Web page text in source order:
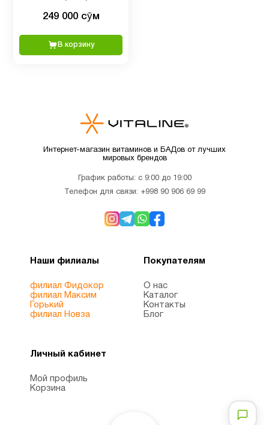
похудения
Женщинам
Здоровый
сон
1
Иммунитет 7
Инозитол
249 000 сӯм
В корзину
Интернет-магазин витаминов и БАДов от лучших
мировых брендов
График работы: с 9:00 до 19:00
Телефон для связи: +998 90 906 69 99
Наши филиалы
филиал Фидокор
филиал Максим
Горький
филиал Новза
Покупателям
О нас
Каталог
Контакты
Блог
Личный кабинет
Мой профиль
Корзина